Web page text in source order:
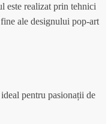
este realizat prin tehnici
ale designului pop-art
pentru pasionații de